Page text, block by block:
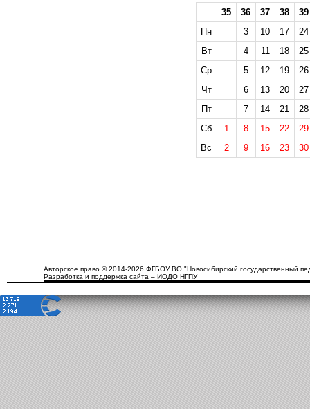
35 36 37 38
39
Пн
3 10 17
24
Вт
4 11 18
25
Ср
5 12 19
26
Чт
6 13 20
27
Пт
7 14 21
28
Сб
1 8 15 22
29
Вс
2 9 16 23 30
Авторское право © 2014-2026 ФГБОУ ВО "Новосибирский государственный
Разработка и поддержка сайта – ИОДО НГПУ